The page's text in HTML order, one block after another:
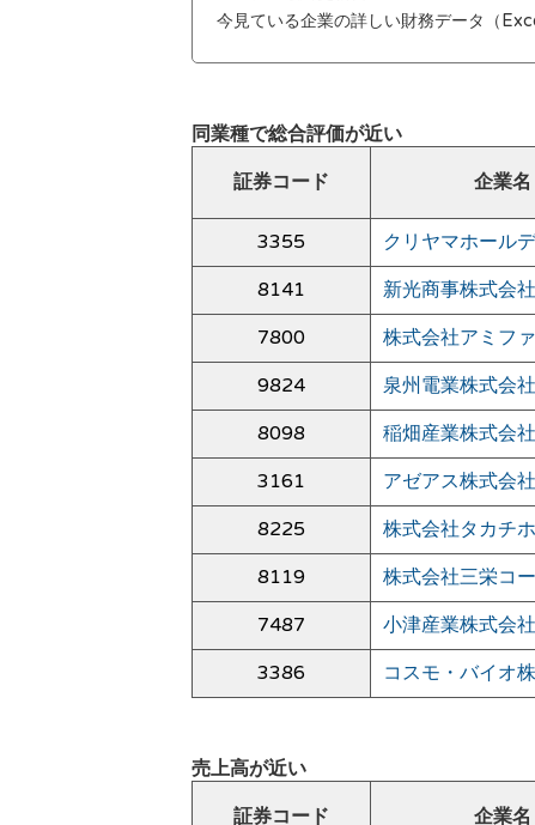
今見ている企業の詳しい財務データ（
同業種で総合評価が近い
証券コード
企業名
3355 クリヤマホール
8141
新光商事株式会社
7800
株式会社アミファ
9824
泉州電業株式会社
8098
稲畑産業株式会社
3161
アゼアス株式会社
8225
株式会社タカチホ
8119
株式会社三栄コ
7487
小津産業株式会社
3386
コスモ・バイオ
売上高が近い
証券コード
企業名